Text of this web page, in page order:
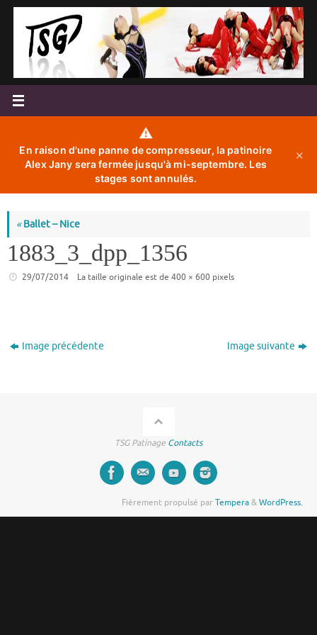
Passer
contenu
⚠️
En raison d'une panne de compresseur, la patinoire
Alex Jany sera fermée jusqu'à mi-septembre. Les
stages sont annulés.
✕
«Ballet – Nice
1883_3_dpp_1356
29/07/2014 La taille originale est de 400 × 600 pixels
Image précédente Image suivante
TSG Patinage Contacts
Fièrement propulsé parTempera&WordPress.